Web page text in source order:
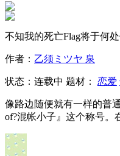
不知我的死亡Flag将于何
作者： 乙须ミツヤ 泉
状态： 连载中 题材： 恋爱
像路边随便就有一样的普
of?混帐小子』这个称号。